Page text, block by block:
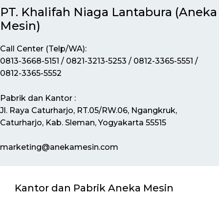
PT. Khalifah Niaga Lantabura (Aneka
Mesin)
Call Center (Telp/WA):
0813-3668-5151 / 0821-3213-5253 / 0812-3365-5551 /
0812-3365-5552
Pabrik dan Kantor :
Jl. Raya Caturharjo, RT.05/RW.06, Ngangkruk,
Caturharjo, Kab. Sleman, Yogyakarta 55515
marketing@anekamesin.com
Kantor dan Pabrik Aneka Mesin